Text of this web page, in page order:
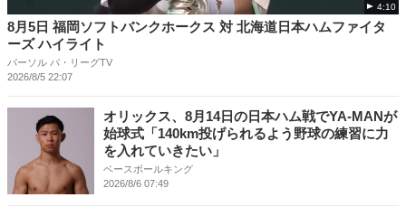
4:10
8月5日 福岡ソフトバンクホークス 対 北海道日本ハムファイタ
ーズ ハイライト
パーソル パ・リーグTV
2026/8/5 22:07
オリックス、8月14日の日本ハム戦でYA-MANが
始球式「140km投げられるよう野球の練習に力
を入れていきたい」
ベースボールキング
2026/8/6 07:49